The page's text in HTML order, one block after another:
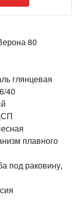
80
глянцевая
40
плавного
под раковину,